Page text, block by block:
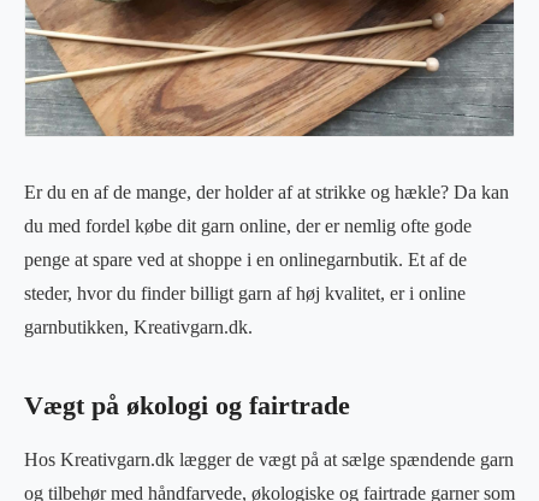
Er du en af de mange, der holder af at strikke og hækle? Da kan
du med fordel købe dit garn online, der er nemlig ofte gode
penge at spare ved at shoppe i en onlinegarnbutik. Et af de
steder, hvor du finder billigt garn af høj kvalitet, er i online
garnbutikken, Kreativgarn.dk.
Vægt på økologi og fairtrade
Hos Kreativgarn.dk lægger de vægt på at sælge spændende garn
og tilbehør med håndfarvede, økologiske og fairtrade garner som